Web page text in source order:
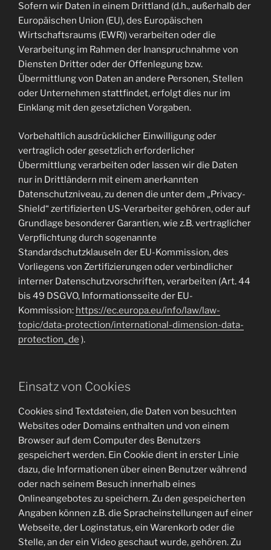
Sofern wir Daten in einem Drittland (d.h., außerhalb der
Europäischen Union (EU), des Europäischen
Wirtschaftsraums (EWR)) verarbeiten oder die
Verarbeitung im Rahmen der Inanspruchnahme von
Diensten Dritter oder der Offenlegung bzw.
Übermittlung von Daten an andere Personen, Stellen
oder Unternehmen stattfindet, erfolgt dies nur im
Einklang mit den gesetzlichen Vorgaben.
Vorbehaltlich ausdrücklicher Einwilligung oder
vertraglich oder gesetzlich erforderlicher
Übermittlung verarbeiten oder lassen wir die Daten
nur in Drittländern mit einem anerkannten
Datenschutzniveau, zu denen die unter dem „Privacy-
Shield“ zertifizierten US-Verarbeiter gehören, oder auf
Grundlage besonderer Garantien, wie z.B. vertraglicher
Verpflichtung durch sogenannte
Standardschutzklauseln der EU-Kommission, des
Vorliegens von Zertifizierungen oder verbindlicher
interner Datenschutzvorschriften, verarbeiten (Art. 44
bis 49 DSGVO, Informationsseite der EU-
Kommission: https://ec.europa.eu/info/law/law-
topic/data-protection/international-dimension-data-
protection_de ).
Einsatz von Cookies
Cookies sind Textdateien, die Daten von besuchten
Websites oder Domains enthalten und von einem
Browser auf dem Computer des Benutzers
gespeichert werden. Ein Cookie dient in erster Linie
dazu, die Informationen über einen Benutzer während
oder nach seinem Besuch innerhalb eines
Onlineangebotes zu speichern. Zu den gespeicherten
Angaben können z.B. die Spracheinstellungen auf einer
Webseite, der Loginstatus, ein Warenkorb oder die
Stelle, an der ein Video geschaut wurde, gehören. Zu